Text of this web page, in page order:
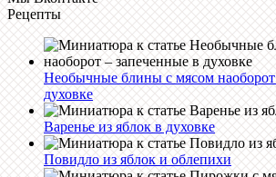
Рецепты
Необычные блины с мясом наоборот
духовке
Варенье из яблок в духовке
Повидло из яблок и облепихи